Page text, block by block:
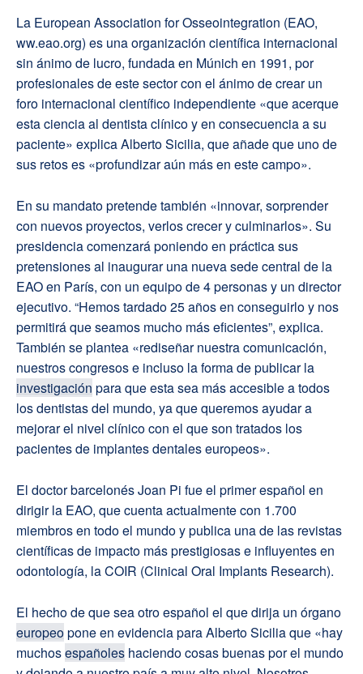
La European Association for Osseointegration (EAO,
ww.eao.org) es una organización científica internacional
sin ánimo de lucro, fundada en Múnich en 1991, por
profesionales de este sector con el ánimo de crear un
foro internacional científico independiente «que acerque
esta ciencia al dentista clínico y en consecuencia a su
paciente» explica Alberto Sicilia, que añade que uno de
sus retos es «profundizar aún más en este campo».
En su mandato pretende también «innovar, sorprender
con nuevos proyectos, verlos crecer y culminarlos». Su
presidencia comenzará poniendo en práctica sus
pretensiones al inaugurar una nueva sede central de la
EAO en París, con un equipo de 4 personas y un director
ejecutivo. “Hemos tardado 25 años en conseguirlo y nos
permitirá que seamos mucho más eficientes”, explica.
También se plantea «rediseñar nuestra comunicación,
nuestros congresos e incluso la forma de publicar la
investigación para que esta sea más accesible a todos
los dentistas del mundo, ya que queremos ayudar a
mejorar el nivel clínico con el que son tratados los
pacientes de implantes dentales europeos».
El doctor barcelonés Joan Pi fue el primer español en
dirigir la EAO, que cuenta actualmente con 1.700
miembros en todo el mundo y publica una de las revistas
científicas de impacto más prestigiosas e influyentes en
odontología, la COIR (Clinical Oral Implants Research).
El hecho de que sea otro español el que dirija un órgano
europeopone en evidencia para Alberto Sicilia que «hay
muchosespañoles haciendo cosas buenas por el mundo